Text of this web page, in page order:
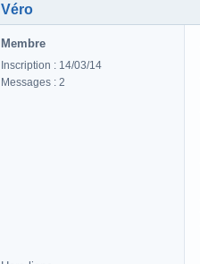
Véro
Membre
Inscription : 14/03/14
Messages : 2